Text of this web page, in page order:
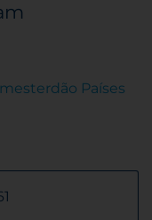
Países